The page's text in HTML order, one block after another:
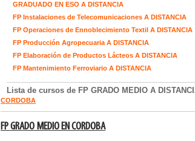
GRADUADO EN ESO A DISTANCIA
FP Instalaciones de Telecomunicaciones A DISTANCIA
FP Operaciones de Ennoblecimiento Textil A DISTANCIA
FP Producción Agropecuaria A DISTANCIA
FP Elaboración de Productos Lácteos A DISTANCIA
FP Mantenimiento Ferroviario A DISTANCIA
Lista de cursos de FP GRADO MEDIO A
CORDOBA
FP GRADO MEDIO EN CORDOBA